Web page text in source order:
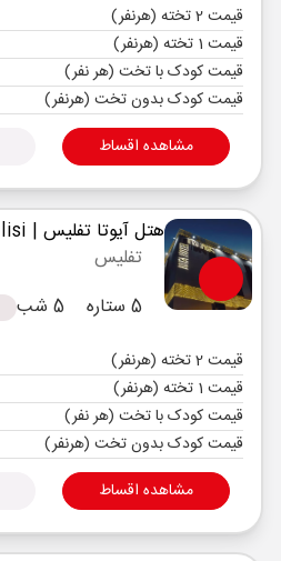
قیمت 2 تخته (هرنفر)
قیمت 1 تخته (هرنفر)
قیمت کودک با تخت (هر نفر)
قیمت کودک بدون تخت (هرنفر)
مشاهده اقساط
هتل آیوتا تفلیس | IOTA Hotel Tbilisi
تفلیس
5 ستاره
5 شب
قیمت 2 تخته (هرنفر)
قیمت 1 تخته (هرنفر)
قیمت کودک با تخت (هر نفر)
قیمت کودک بدون تخت (هرنفر)
مشاهده اقساط